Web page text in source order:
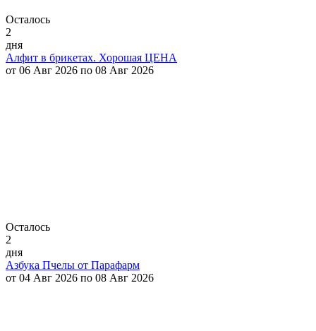
Осталось
2
дня
Алфит в брикетах. Хорошая ЦЕНА
от 06 Авг 2026 по 08 Авг 2026
Осталось
2
дня
Азбука Пчелы от Парафарм
от 04 Авг 2026 по 08 Авг 2026